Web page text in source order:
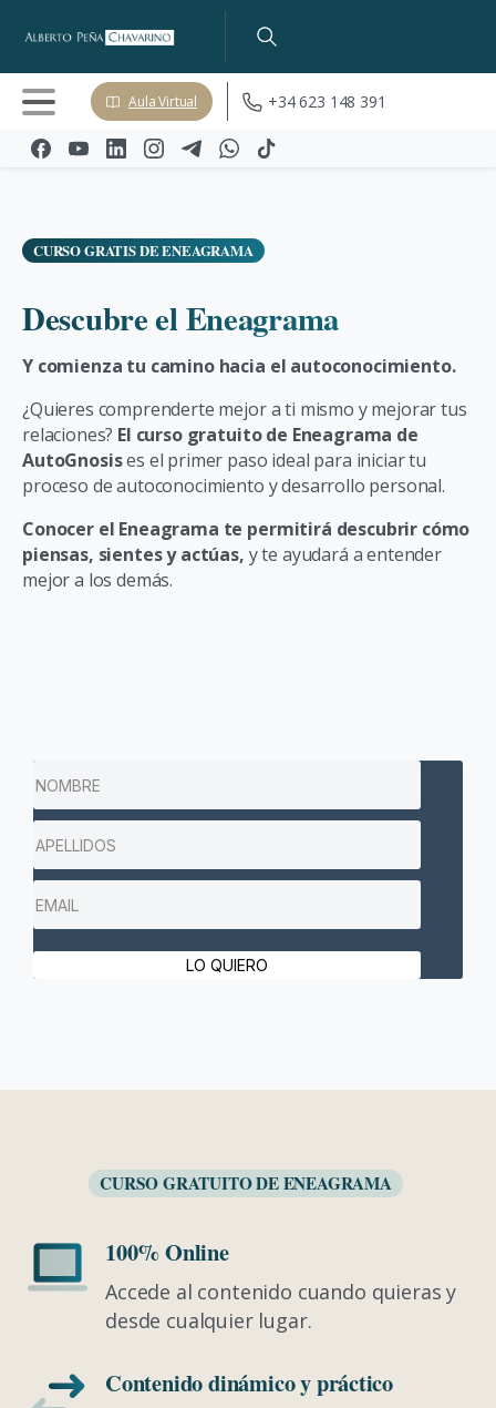
Aula Virtual +34 623 148 391
CURSO GRATIS DE ENEAGRAMA
DescubreelEneagrama
Y comienza tu camino hacia el autoconocimiento.
¿Quieres comprenderte mejor a ti mismo y mejorar tus
relaciones? El curso gratuito de Eneagrama de
AutoGnosises el primer paso ideal para iniciar tu
proceso de autoconocimiento y desarrollo personal.
Conocer el Eneagrama te permitirá descubrir cómo
piensas, sientes y actúas, y te ayudará a entender
mejor a los demás.
LO QUIERO
CURSO GRATUITO DE ENEAGRAMA
100% Online
Accede al contenido cuando quieras y
desde cualquier lugar.
Contenido dinámico y práctico